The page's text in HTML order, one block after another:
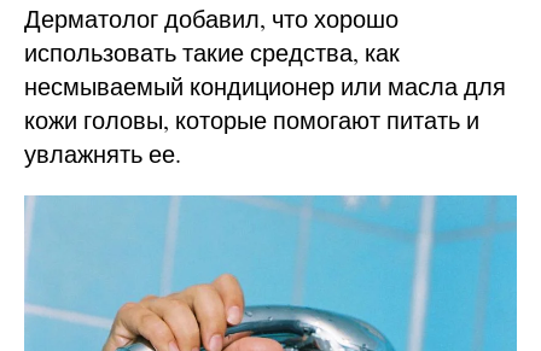
Дерматолог добавил, что хорошо
использовать такие средства, как
несмываемый кондиционер или масла для
кожи головы, которые помогают питать и
увлажнять ее.